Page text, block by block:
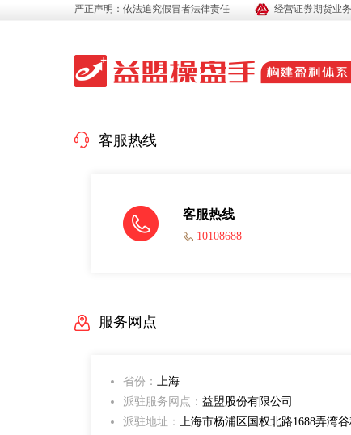
严正声明：依法追究假冒者法律责任 经营证券期货业
客服热线
客服热线
10108688
服务网点
省份： 上海
派驻服务网点： 益盟股份有限公司
派驻地址： 上海市杨浦区国权北路1688弄湾